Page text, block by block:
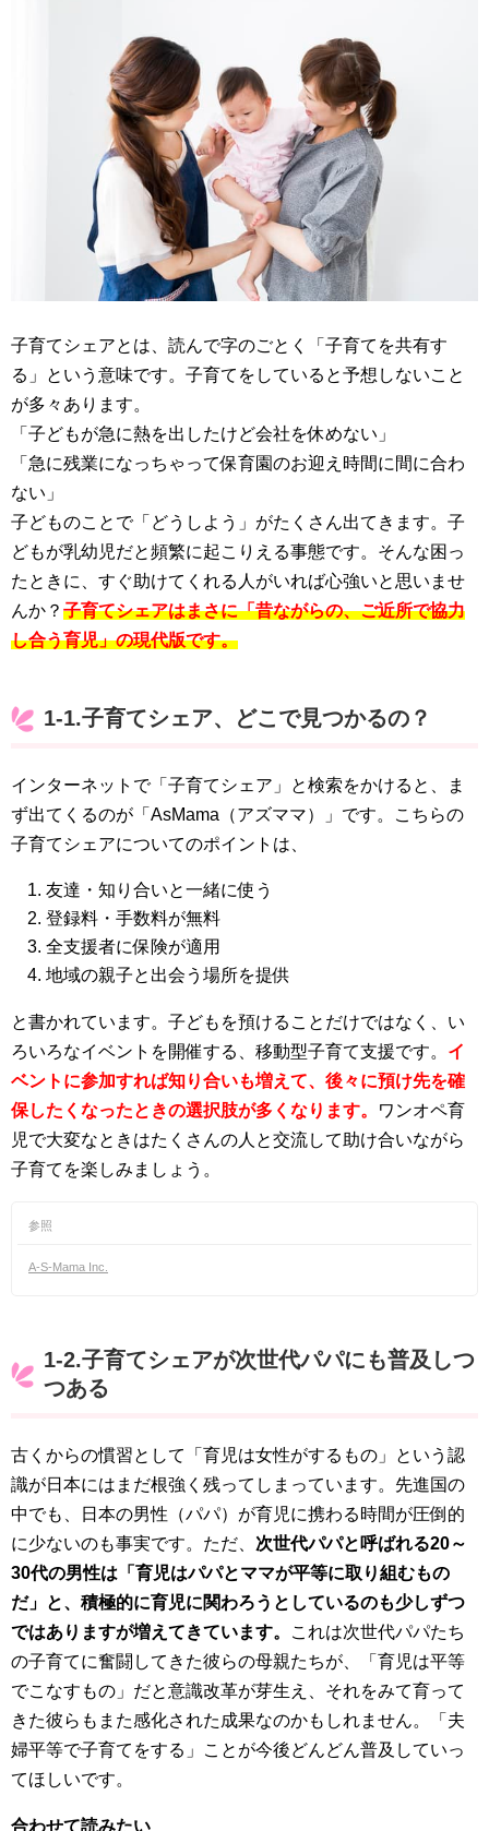
子育てシェアとは、読んで字のごとく「子育てを共有す
る」という意味です。子育てをしていると予想しないこと
が多々あります。
「子どもが急に熱を出したけど会社を休めない」
「急に残業になっちゃって保育園のお迎え時間に間に合わ
ない」
子どものことで「どうしよう」がたくさん出てきます。子
どもが乳幼児だと頻繁に起こりえる事態です。そんな困っ
たときに、すぐ助けてくれる人がいれば心強いと思いませ
んか？ 子育てシェアはまさに「昔ながらの、ご近所で協力
し合う育児」の現代版です。
1-1.子育てシェア、どこで見つかるの？
インターネットで「子育てシェア」と検索をかけると、ま
ず出てくるのが「AsMama（アズママ）」です。こちらの
子育てシェアについてのポイントは、
友達・知り合いと一緒に使う
登録料・手数料が無料
全支援者に保険が適用
地域の親子と出会う場所を提供
と書かれています。子どもを預けることだけではなく、い
ろいろなイベントを開催する、移動型子育て支援です。 イ
ベントに参加すれば知り合いも増えて、後々に預け先を確
保したくなったときの選択肢が多くなります。
ワンオペ育
児で大変なときはたくさんの人と交流して助け合いながら
子育てを楽しみましょう。
参照
A-S-Mama Inc.
1-2.子育てシェアが次世代パパにも普及しつ
つある
古くからの慣習として「育児は女性がするもの」という認
識が日本にはまだ根強く残ってしまっています。先進国の
中でも、日本の男性（パパ）が育児に携わる時間が圧倒的
に少ないのも事実です。ただ、 次世代パパと呼ばれる20～
30代の男性は「育児はパパとママが平等に取り組むもの
だ」と、積極的に育児に関わろうとしているのも少しずつ
ではありますが増えてきています。
これは次世代パパたち
の子育てに奮闘してきた彼らの母親たちが、「育児は平等
でこなすもの」だと意識改革が芽生え、それをみて育って
きた彼らもまた感化された成果なのかもしれません。「夫
婦平等で子育てをする」ことが今後どんどん普及していっ
てほしいです。
合わせて読みたい